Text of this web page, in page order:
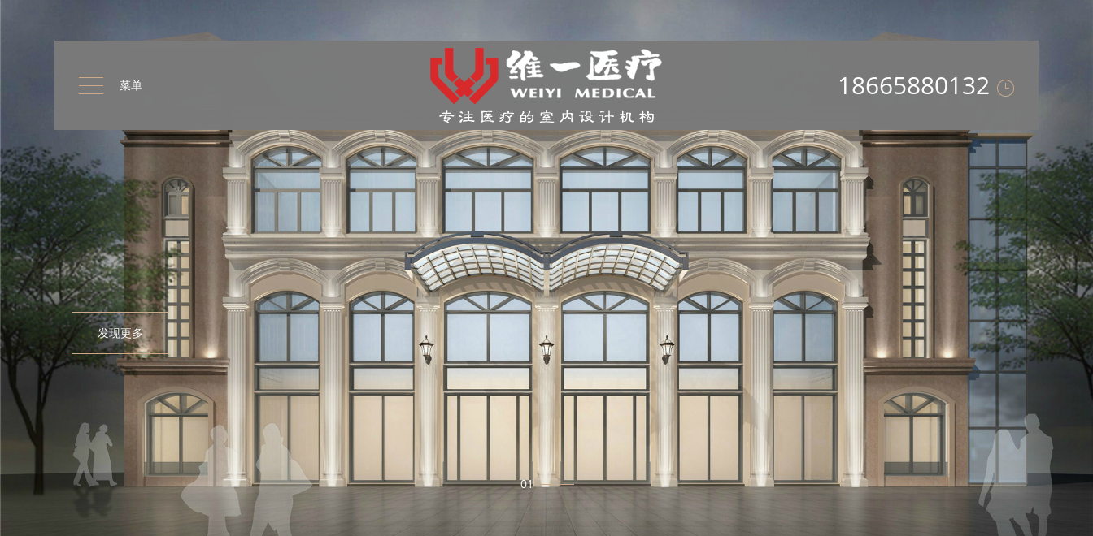
菜单 18665880132
发现更多